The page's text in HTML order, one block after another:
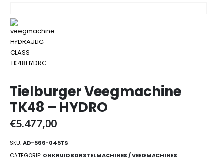
Tielburger Veegmachine
TK48 – HYDRO
€5.477,00
SKU:AD-566-045TS
CATEGORIE: ONKRUIDBORSTELMACHINES / VEEGMACHINES